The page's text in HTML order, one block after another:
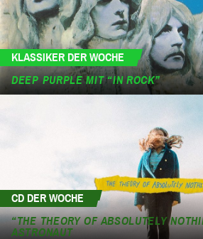
KLASSIKER DER WOCHE
DEEP PURPLE MIT “IN ROCK”
CD DER WOCHE
“THE THEORY OF ABSOLUTELY
ASTRONAUT